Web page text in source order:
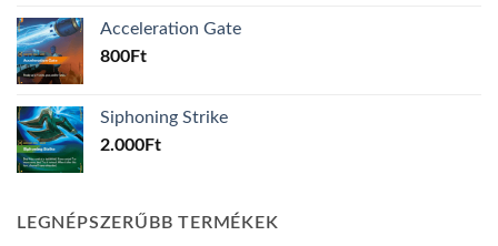
Acceleration Gate
800Ft
Siphoning Strike
2.000Ft
LEGNÉPSZERŰBB TERMÉKEK